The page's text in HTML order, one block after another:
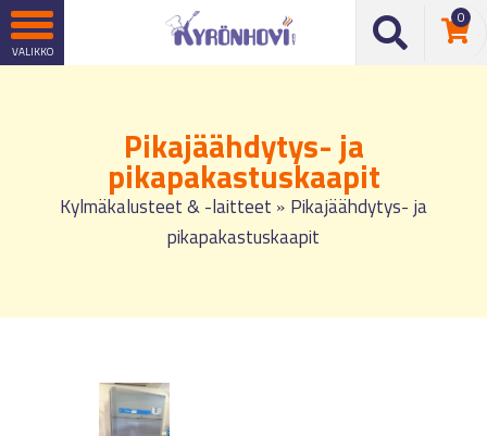
0
Pikajäähdytys- ja
pikapakastuskaapit
Kylmäkalusteet & -laitteet » Pikajäähdytys- ja
pikapakastuskaapit